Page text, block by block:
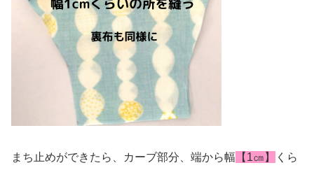
まち止めができたら、カーブ部分、端から幅 【1㎝】
くら